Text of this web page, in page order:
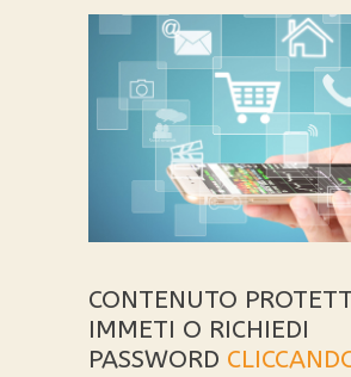
CONTENUTO
IMMETI O RICHIEDI
PASSWORD